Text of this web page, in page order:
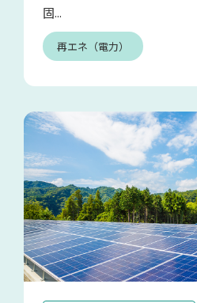
固...
再エネ（電力）